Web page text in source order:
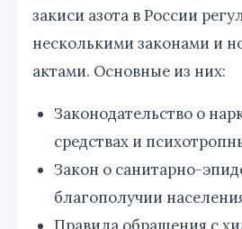
закиси азота в России
несколькими законами и
актами. Основные из них:
Законодательство о
средствах и
Закон о санитарно-
благополучии